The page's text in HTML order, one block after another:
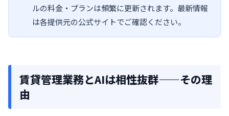
ルの料金・プランは頻繁に更新されます。最新情報
は各提供元の公式サイトでご確認ください。
賃貸管理業務とAIは相性抜群——その理
由